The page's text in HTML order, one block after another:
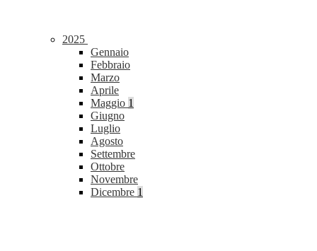
2025
Gennaio
Febbraio
Marzo
Aprile
Maggio 1
Giugno
Luglio
Agosto
Settembre
Ottobre
Novembre
Dicembre 1